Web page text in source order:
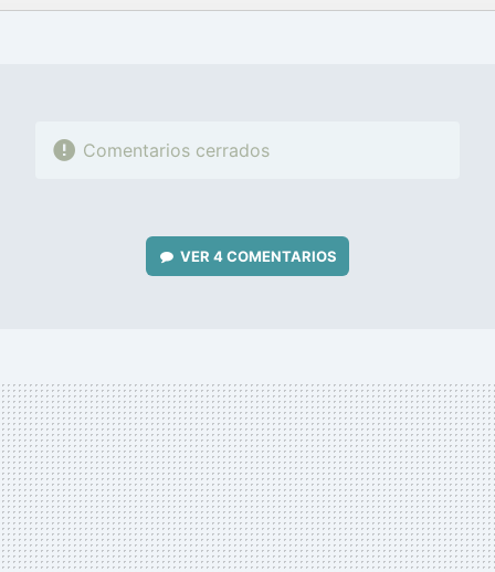
FACEBOOK
TWITTERFLIPBOARD
E-
WHATSAPP
Comentarios cerrados
VER 4 COMENTARIOS